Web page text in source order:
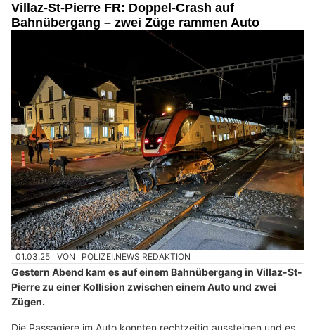
Villaz-St-Pierre FR: Doppel-Crash auf
Bahnübergang – zwei Züge rammen Auto
01.03.25 VON POLIZEI.NEWS REDAKTION
Gestern Abend kam es auf einem Bahnübergang in Villaz-St-
Pierre zu einer Kollision zwischen einem Auto und zwei
Zügen.
Die Passagiere im Auto konnten rechtzeitig aussteigen und es